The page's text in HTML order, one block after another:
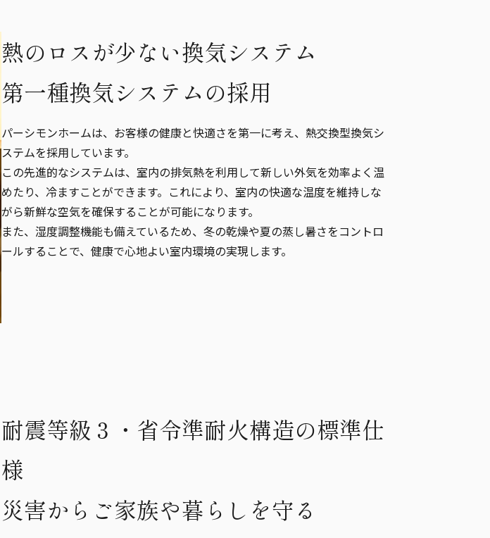
熱のロスが少ない換気システム
第一種換気システムの採用
パーシモンホームは、お客様の健康と快適さを第一に考え、熱交換型換気シ
ステムを採用しています。
この先進的なシステムは、室内の排気熱を利用して新しい外気を効率よく温
めたり、冷ますことができます。これにより、室内の快適な温度を維持しな
がら新鮮な空気を確保することが可能になります。
また、湿度調整機能も備えているため、冬の乾燥や夏の蒸し暑さをコントロ
ールすることで、健康で心地よい室内環境の実現します。
耐震等級３・省令準耐火構造の標準仕
様
災害からご家族や暮らしを守る